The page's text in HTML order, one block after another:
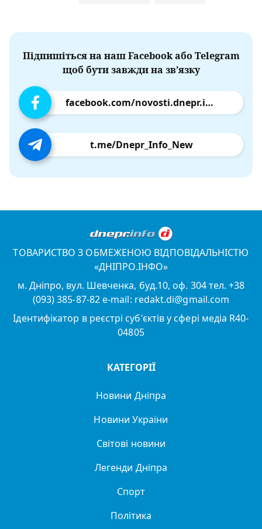
Підпишіться на наш Facebook або Telegram
щоб бути завжди на зв’язку
facebook.com/novosti.dnepr.info
t.me/Dnepr_Info_New
ТОВАРИСТВО З ОБМЕЖЕНОЮ ВІДПОВІДАЛЬНІСТЮ
«ДНІПРО.ІНФО»
м. Дніпро, вул. Шевченка, буд.10, оф. 304 тел. +38
(093) 385-87-82 e-mail: redakt.di@gmail.com
Ідентифікатор в реєстрі суб'єктів у сфері медіа R40-
04805
КАТЕГОРІЇ
Новини Дніпра
Новини України
Світові новини
Легенди Дніпра
Спорт
Політика